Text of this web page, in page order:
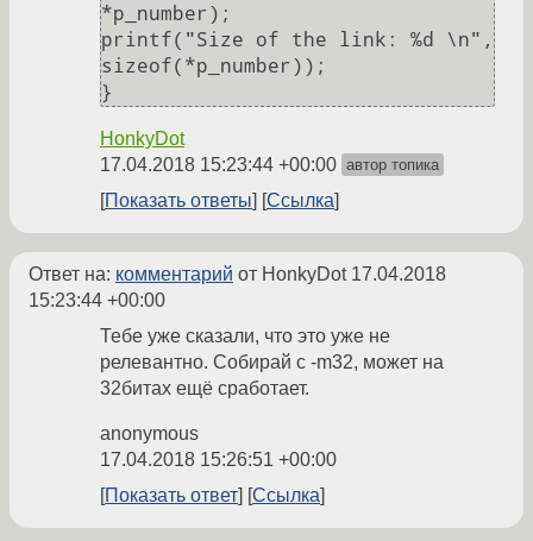
*p_number);
printf("Size of the link: %d \n",
sizeof(*p_number));
HonkyDot
17.04.2018 15:23:44 +00:00 автор топика
Показать ответы Ссылка
Ответ на: комментарий от HonkyDot 17.04.2018
15:23:44 +00:00
Тебе уже сказали, что это уже не
релевантно. Собирай с -m32, может на
32битах ещё сработает.
anonymous
17.04.2018 15:26:51 +00:00
Показать ответ
Ссылка